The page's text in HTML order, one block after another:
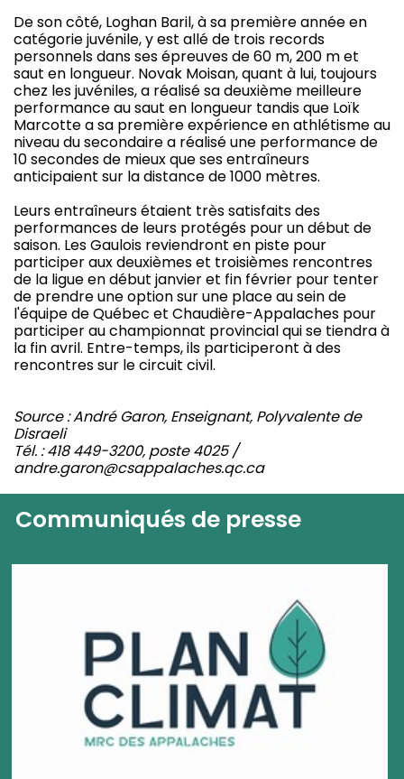
De son côté, Loghan Baril, à sa première année en
catégorie juvénile, y est allé de trois records
personnels dans ses épreuves de 60 m, 200 m et
saut en longueur. Novak Moisan, quant à lui, toujours
chez les juvéniles, a réalisé sa deuxième meilleure
performance au saut en longueur tandis que Loïk
Marcotte a sa première expérience en athlétisme au
niveau du secondaire a réalisé une performance de
10 secondes de mieux que ses entraîneurs
anticipaient sur la distance de 1000 mètres.
Leurs entraîneurs étaient très satisfaits des
performances de leurs protégés pour un début de
saison. Les Gaulois reviendront en piste pour
participer aux deuxièmes et troisièmes rencontres
de la ligue en début janvier et fin février pour tenter
de prendre une option sur une place au sein de
l'équipe de Québec et Chaudière-Appalaches pour
participer au championnat provincial qui se tiendra à
la fin avril. Entre-temps, ils participeront à des
rencontres sur le circuit civil.
Source : André Garon, Enseignant, Polyvalente de
Disraeli
Tél. : 418 449-3200, poste 4025 /
andre.garon@csappalaches.qc.ca
Communiqués de presse